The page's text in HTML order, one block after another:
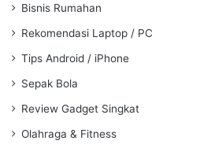
Bisnis Rumahan
Rekomendasi Laptop / PC
Tips Android / iPhone
Sepak Bola
Review Gadget Singkat
Olahraga & Fitness